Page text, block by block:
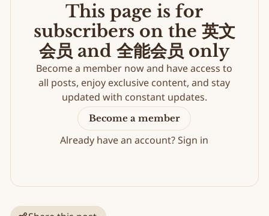
This page is for
subscribers on the 英文
会员 and 全能会员 only
Become a member now and have access to
all posts, enjoy exclusive content, and stay
updated with constant updates.
Become a member
Already have an account?Sign in